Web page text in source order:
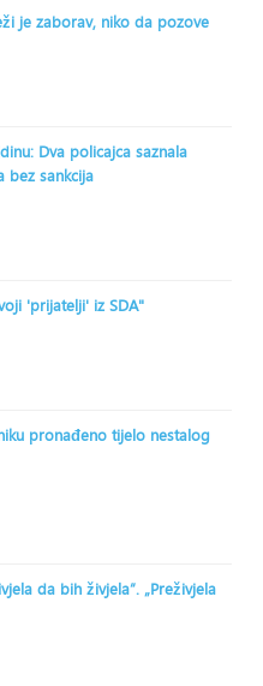
je zaborav, niko da pozove
Dva policajca saznala
bez sankcija
'prijatelji' iz SDA"
pronađeno tijelo nestalog
da bih živjela“. „Preživjela